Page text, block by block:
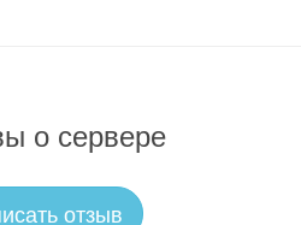
о сервере
отзыв